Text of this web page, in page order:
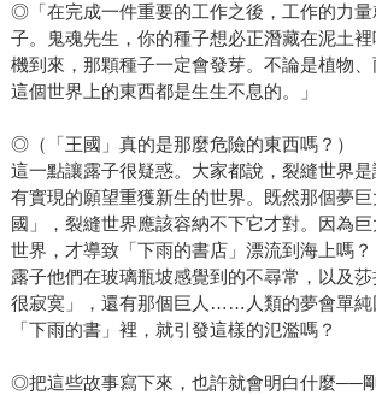
◎「在完成一件重要的工作之後，工作的力
子。鬼魂先生，你的種子想必正潛藏在泥土
機到來，那顆種子一定會發芽。不論是植物、
這個世界上的東西都是生生不息的。」
◎（「王國」真的是那麼危險的東西嗎？）
這一點讓露子很疑惑。大家都說，裂縫世界
有實現的願望重獲新生的世界。既然那個夢
國」，裂縫世界應該容納不下它才對。因為
世界，才導致「下雨的書店」漂流到海上嗎？
露子他們在玻璃瓶坡感覺到的不尋常，以及
很寂寞」，還有那個巨人……人類的夢會單純
「下雨的書」裡，就引發這樣的氾濫嗎？
◎把這些故事寫下來，也許就會明白什麼──